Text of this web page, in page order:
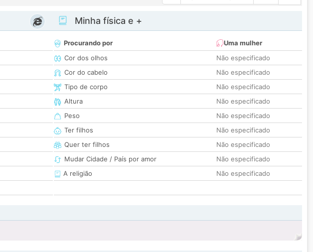
Minha física e +
Procurando por
Uma mulher
Cor dos olhos
Não especificado
Cor do cabelo
Não especificado
Tipo de corpo
Não especificado
Altura
Não especificado
Peso
Não especificado
Ter filhos
Não especificado
Quer ter filhos
Não especificado
Mudar Cidade / País por amor
Não especificado
A religião
Não especificado